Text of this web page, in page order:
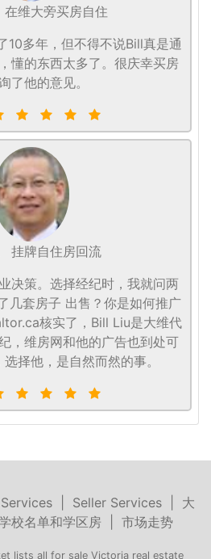
在维大旁买房自住
10多年，但不得不说Bill真是通
懂的东西太多了。很庆幸买房
了他的意见。
挂牌自住房回流
决策。选择经纪时，我就问两
几套房子 出售？你是如何推广
核实了，Bill Liu是大维代
，维房网和他的广告也到处可
择他，是自然而然的事。
| Seller Services| 大
校名单和学区房 市场走势
lists all for sale Victoria real estate